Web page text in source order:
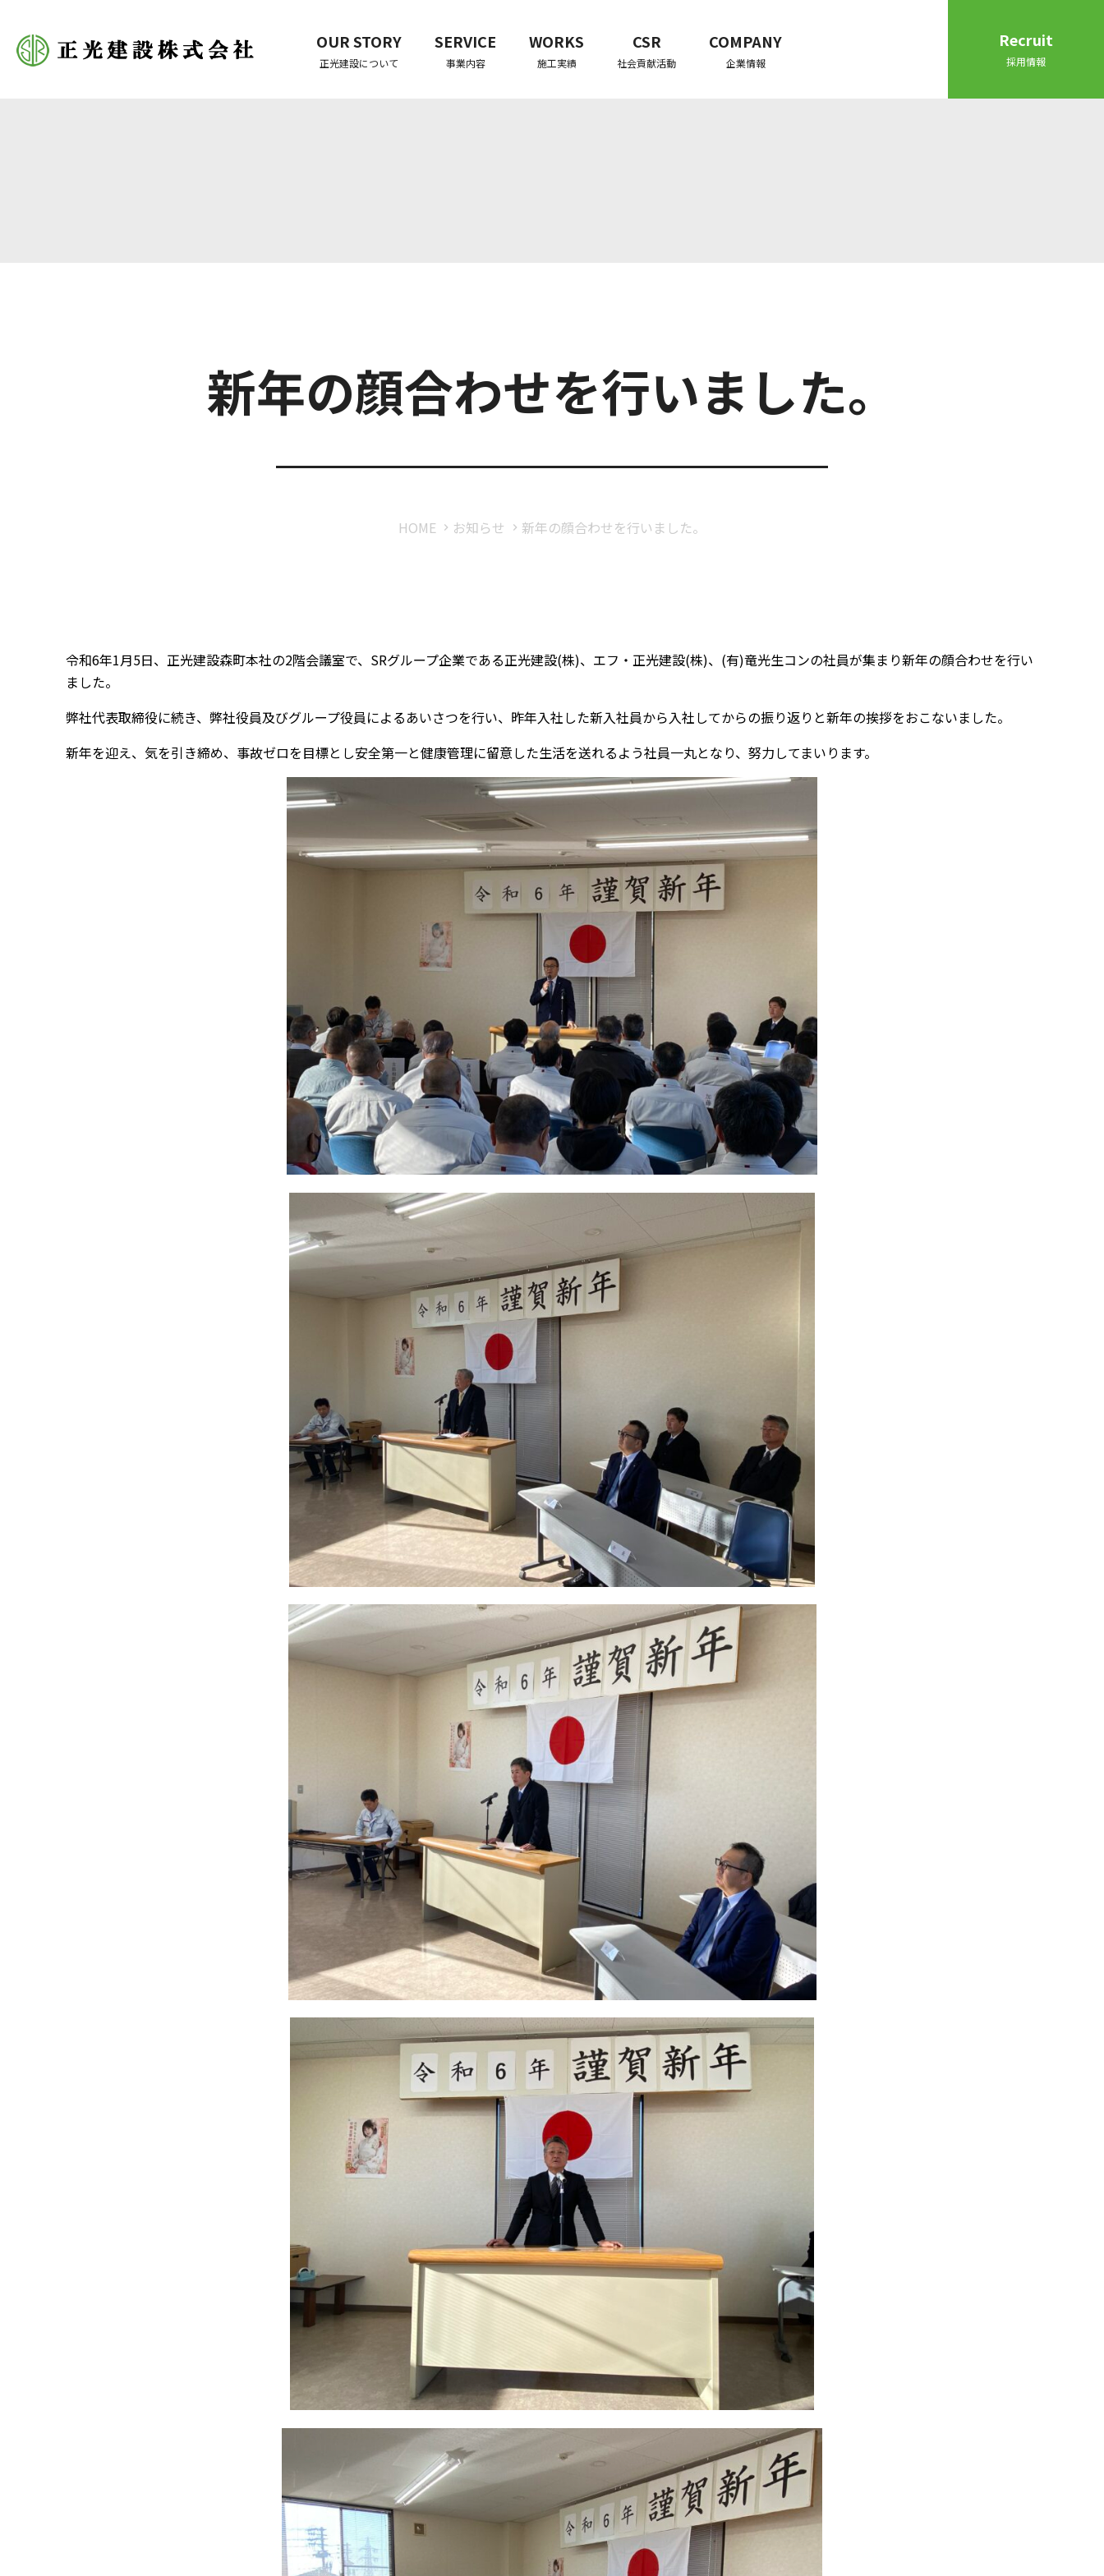
OUR STORY
正光建設について
SERVICE
事業内容
WORKS
施工実績
CSR
社会貢献活動
COMPANY
企業情報
Recruit
採用情報
新年の顔合わせを行いました。
HOME お知らせ 新年の顔合わせを行いました。
令和6年1月5日、正光建設森町本社の2階会議室で、SRグループ企業である正光建設(株)、エフ・正光建設(株)、(有)竜光生コンの社員が集まり新年の顔合わせを行い
ました。
弊社代表取締役に続き、弊社役員及びグループ役員によるあいさつを行い、昨年入社した新入社員から入社してからの振り返りと新年の挨拶をおこないました。
新年を迎え、気を引き締め、事故ゼロを目標とし安全第一と健康管理に留意した生活を送れるよう社員一丸となり、努力してまいります。